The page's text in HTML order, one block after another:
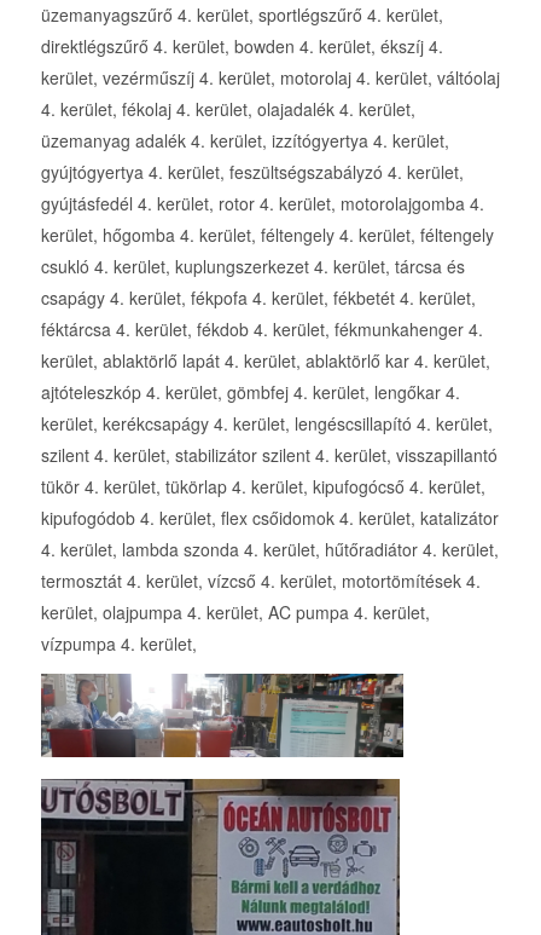
üzemanyagszűrő 4. kerület, sportlégszűrő 4. kerület,
direktlégszűrő 4. kerület, bowden 4. kerület, ékszíj 4.
kerület, vezérműszíj 4. kerület, motorolaj 4. kerület, váltóolaj
4. kerület, fékolaj 4. kerület, olajadalék 4. kerület,
üzemanyag adalék 4. kerület, izzítógyertya 4. kerület,
gyújtógyertya 4. kerület, feszültségszabályzó 4. kerület,
gyújtásfedél 4. kerület, rotor 4. kerület, motorolajgomba 4.
kerület, hőgomba 4. kerület, féltengely 4. kerület, féltengely
csukló 4. kerület, kuplungszerkezet 4. kerület, tárcsa és
csapágy 4. kerület, fékpofa 4. kerület, fékbetét 4. kerület,
féktárcsa 4. kerület, fékdob 4. kerület, fékmunkahenger 4.
kerület, ablaktörlő lapát 4. kerület, ablaktörlő kar 4. kerület,
ajtóteleszkóp 4. kerület, gömbfej 4. kerület, lengőkar 4.
kerület, kerékcsapágy 4. kerület, lengéscsillapító 4. kerület,
szilent 4. kerület, stabilizátor szilent 4. kerület, visszapillantó
tükör 4. kerület, tükörlap 4. kerület, kipufogócső 4. kerület,
kipufogódob 4. kerület, flex csőidomok 4. kerület, katalizátor
4. kerület, lambda szonda 4. kerület, hűtőradiátor 4. kerület,
termosztát 4. kerület, vízcső 4. kerület, motortömítések 4.
kerület, olajpumpa 4. kerület, AC pumpa 4. kerület,
vízpumpa 4. kerület,